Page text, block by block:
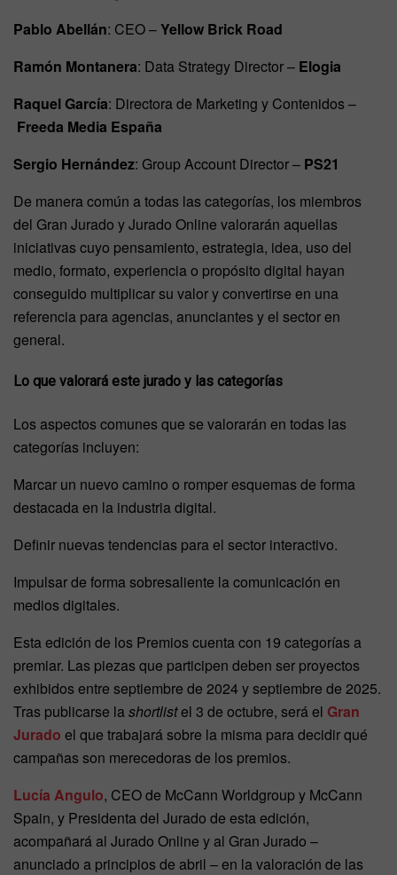
Pablo Abellán: CEO –Yellow Brick Road
Ramón Montanera: Data Strategy Director – Elogia
Raquel García: Directora de Marketing y Contenidos –
Freeda Media España
Sergio Hernández: Group Account Director – PS21
De manera común a todas las categorías, los miembros
del Gran Jurado y Jurado Online valorarán aquellas
iniciativas cuyo pensamiento, estrategia, idea, uso del
medio, formato, experiencia o propósito digital hayan
conseguido multiplicar su valor y convertirse en una
referencia para agencias, anunciantes y el sector en
general.
Lo que valorará este jurado y las categorías
Los aspectos comunes que se valorarán en todas las
categorías incluyen:
Marcar un nuevo camino o romper esquemas de forma
destacada en la industria digital.
Definir nuevas tendencias para el sector interactivo.
Impulsar de forma sobresaliente la comunicación en
medios digitales.
Esta edición de los Premios cuenta con 19 categorías a
premiar. Las piezas que participen deben ser proyectos
exhibidos entre septiembre de 2024 y septiembre de 2025.
Tras publicarse la shortlistel 3 de octubre, será el Gran
Jurado el que trabajará sobre la misma para decidir qué
campañas son merecedoras de los premios.
Lucía Angulo, CEO de McCann Worldgroup y McCann
Spain, y Presidenta del Jurado de esta edición,
acompañará al Jurado Online y al Gran Jurado –
anunciado a principios de abril – en la valoración de las